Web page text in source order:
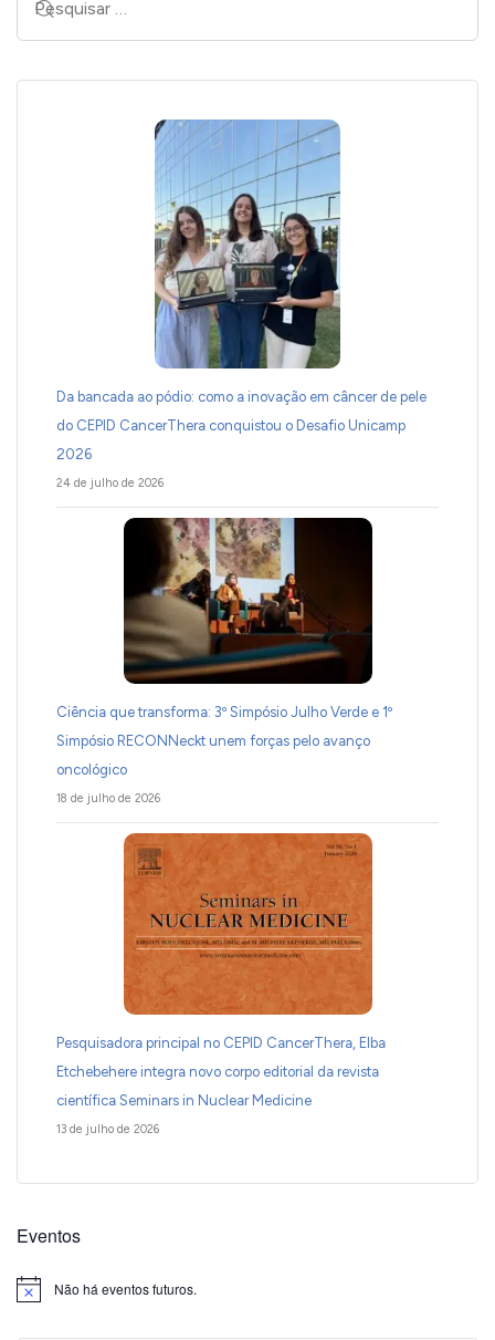
Da bancada ao pódio: como a inovação em câncer de pele
do CEPID CancerThera conquistou o Desafio Unicamp
2026
24 de julho de 2026
Ciência que transforma: 3º Simpósio Julho Verde e 1º
Simpósio RECONNeckt unem forças pelo avanço
oncológico
18 de julho de 2026
Pesquisadora principal no CEPID CancerThera, Elba
Etchebehere integra novo corpo editorial da revista
científica Seminars in Nuclear Medicine
13 de julho de 2026
Eventos
Notice Não há eventos futuros.